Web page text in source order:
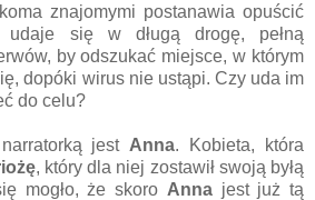
znajomymi postanawia opuścić
się w długą drogę, pełną
by odszukać miejsce, w którym
dopóki wirus nie ustąpi. Czy uda im
do celu?
jest Anna. Kobieta, która
, który dla niej zostawił swoją byłą
mogło, że skoro Anna jest już tą